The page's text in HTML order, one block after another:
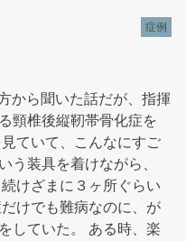
症例
から聞いた話だが、指揮
頸椎後縦靭帯骨化症を
ていて、こんなにすご
う装具を着けながら、
けざまに３ヶ所ぐらい
けでも難病なのに、が
していた。 ある時、楽